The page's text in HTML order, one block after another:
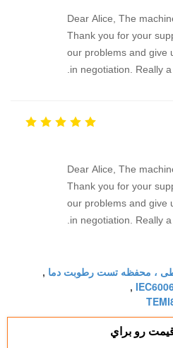
Dear Alice, The
Thank you for your
our problems and give
in negotiation. Really
Dear Alice, The
Thank you for your
our problems and give
in negotiation. Really
، محفظه تست رطوبت دما ,
,
رو براي